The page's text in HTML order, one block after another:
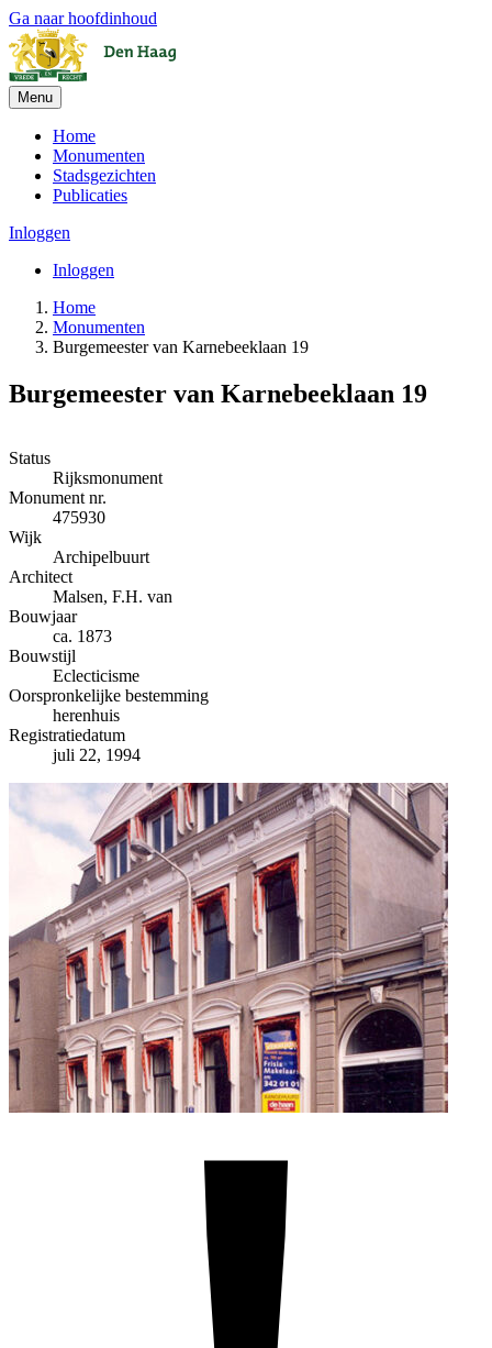
Ga naar hoofdinhoud
Menu
Home
Monumenten
Stadsgezichten
Publicaties
Inloggen
Inloggen
Home
Monumenten
Burgemeester van Karnebeeklaan 19
Burgemeester van Karnebeeklaan 19
+
−
Status
Rijksmonument
Monument nr.
475930
Wijk
Archipelbuurt
Architect
Malsen, F.H. van
Bouwjaar
ca. 1873
Bouwstijl
Eclecticisme
Oorspronkelijke bestemming
herenhuis
Registratiedatum
juli 22, 1994